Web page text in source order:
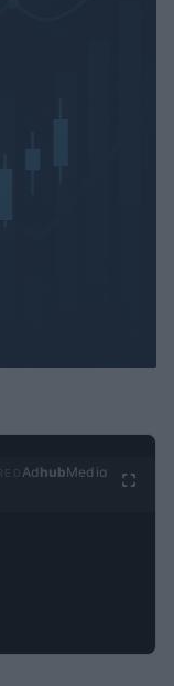
Ad hubMedia